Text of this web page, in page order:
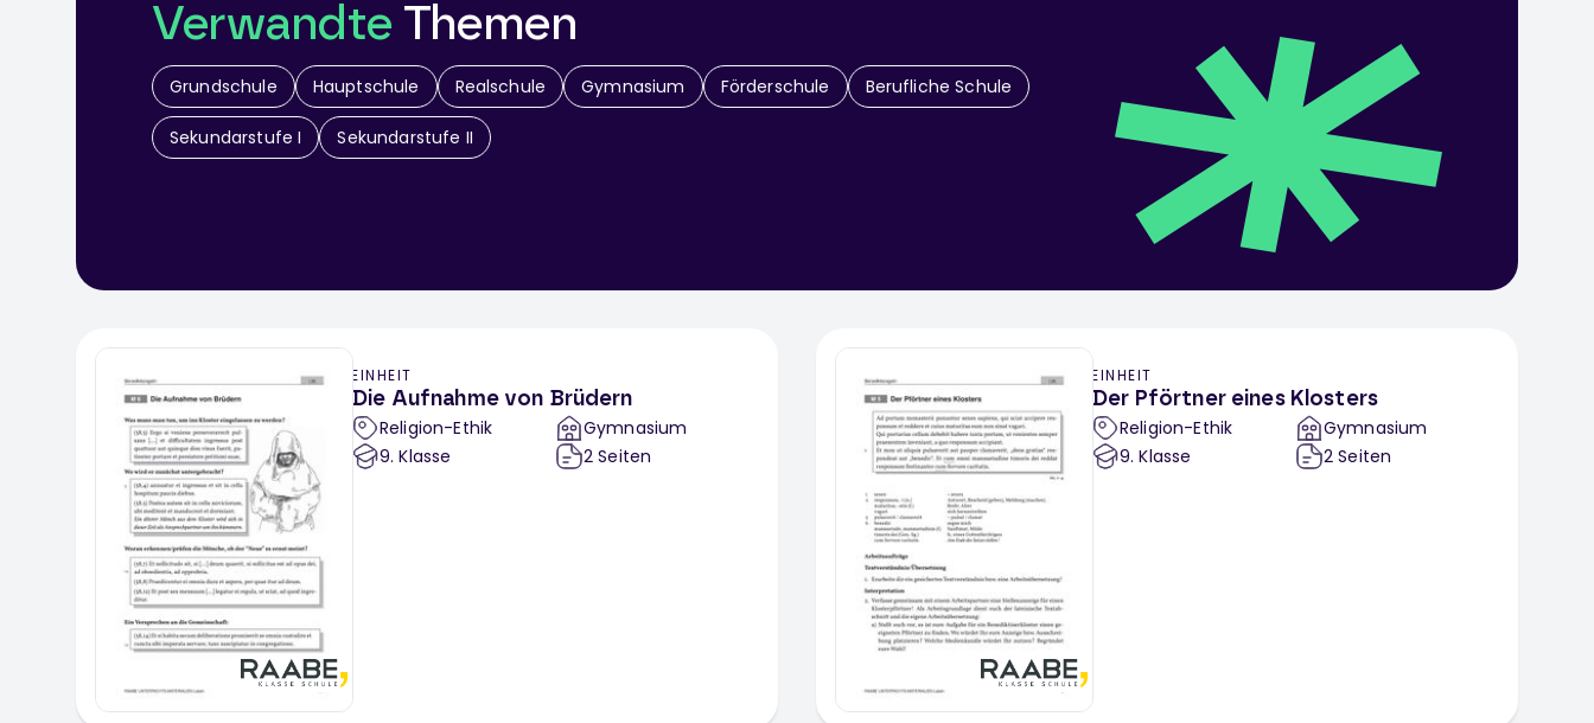
Verwandte Themen
Grundschule Hauptschule Realschule Gymnasium Förderschule Berufliche Schule
Sekundarstufe I Sekundarstufe II
EINHEIT
Die Aufnahme von Brüdern
Religion-Ethik
9. Klasse
Gymnasium
2 Seiten
EINHEIT
Der Pförtner eines Klosters
Religion-Ethik
9. Klasse
Gymnasium
2 Seiten